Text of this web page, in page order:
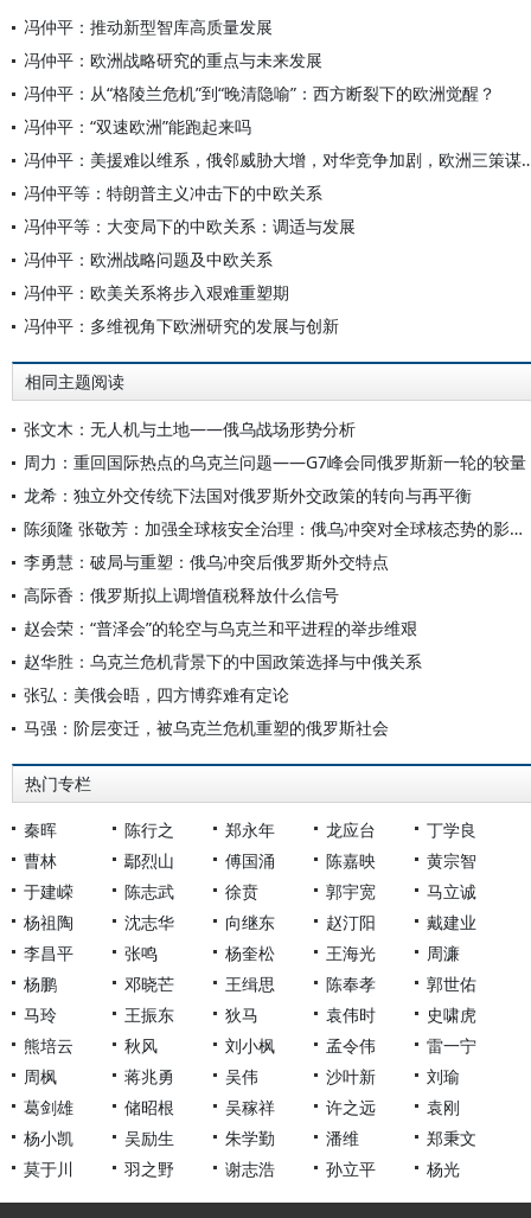
冯仲平：推动新型智库高质量发展
冯仲平：欧洲战略研究的重点与未来发展
冯仲平：从“格陵兰危机”到“晚清隐喻”：西方断裂下的欧洲觉醒？
冯仲平：“双速欧洲”能跑起来吗
冯仲平：美援难以维系，俄邻
冯仲平等：特朗普主义冲击下的中欧关系
冯仲平等：大变局下的中欧关系：调适与发展
冯仲平：欧洲战略问题及中欧关系
冯仲平：欧美关系将步入艰难重塑期
冯仲平：多维视角下欧洲研究的发展与创新
相同主题阅读
张文木：无人机与土地——俄乌战场形势分析
周力：重回国际热点的乌克兰问题——G7峰会同俄罗斯新一轮的较量
龙希：独立外交传统下法国对俄罗斯外交政策的转向与再平衡
陈须隆 张敬芳：加强全球核安全治理：俄乌冲突对全球核态势的影响及其应对
李勇慧：破局与重塑：俄乌冲突后俄罗斯外交特点
高际香：俄罗斯拟上调增值税释放什么信号
赵会荣：“普泽会”的轮空与乌克兰和平进程的举步维艰
赵华胜：乌克兰危机背景下的中国政策选择与中俄关系
张弘：美俄会晤，四方博弈难有定论
马强：阶层变迁，被乌克兰危机重塑的俄罗斯社会
热门专栏
秦晖 陈行之 郑永年 龙应台
丁学良
曹林
鄢烈山 傅国涌 陈嘉映
黄宗智
于建嵘
陈志武 徐贲 郭宇宽
马立诚
杨祖陶
沈志华 向继东 赵汀阳
戴建业
李昌平
张鸣 杨奎松 王海光
周濂
杨鹏
邓晓芒 王缉思 陈奉孝
郭世佑
马玲
王振东 狄马 袁伟时
史啸虎
熊培云
秋风 刘小枫 孟令伟
雷一宁
周枫
蒋兆勇 吴伟 沙叶新
刘瑜
葛剑雄
储昭根 吴稼祥 许之远
袁刚
杨小凯
吴励生 朱学勤 潘维
郑秉文
莫于川
羽之野 谢志浩 孙立平 杨光